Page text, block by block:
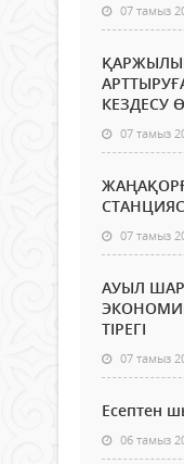
07 тамыз
КЕЗДЕСУ
07 тамыз
07 тамыз
АУЫЛ
ТІРЕГІ
07 тамыз
Есептен
06 тамыз